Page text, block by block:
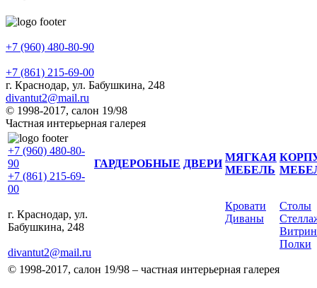
+7 (960) 480-80-90
+7 (861) 215-69-00
г. Краснодар, ул. Бабушкина, 248
divantut2@mail.ru
© 1998-2017, салон 19/98
Частная интерьерная галерея
+7 (960) 480-80-
90
+7 (861) 215-69-
00
г. Краснодар, ул.
Бабушкина, 248
divantut2@mail.ru
ГАРДЕРОБНЫЕ ДВЕРИ
МЯГКАЯ
МЕБЕЛЬ
Кровати
Диваны
Столы
Полки
© 1998-2017, салон 19/98 – частная интерьерная галерея